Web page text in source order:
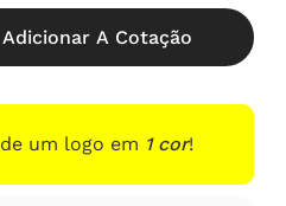
Adicionar A Cotação
de um logo em 1 cor!